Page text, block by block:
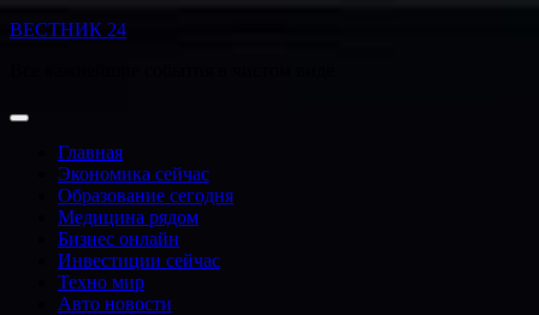
Перейти
ВЕСТНИК 24
Главная
Экономика сейчас
Образование сегодня
Медицина рядом
Бизнес онлайн
Инвестиции сейчас
Техно мир
Авто новости